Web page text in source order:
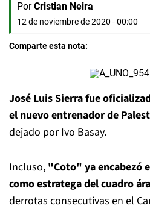
Por Cristian Neira
12 de noviembre de 2020 - 00:00
Comparte esta nota:
José Luis Sierra fue
el nuevo entrenador de
dejado por Ivo Basay.
Incluso, "Coto" ya encabezó
como estratega del cuadro
derrotas consecutivas en el